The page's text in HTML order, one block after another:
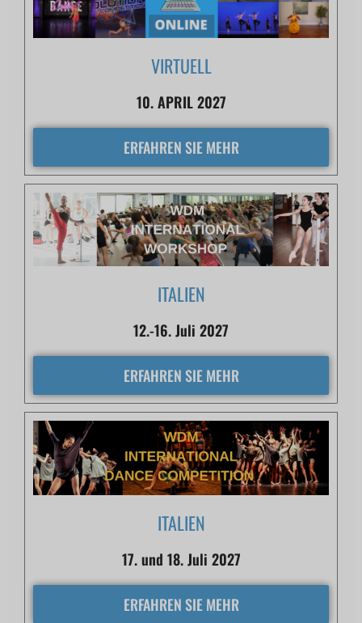
VIRTUELL
10. APRIL 2027
ERFAHREN SIE MEHR
ITALIEN
12.-16. Juli 2027
ERFAHREN SIE MEHR
ITALIEN
17. und 18. Juli 2027
ERFAHREN SIE MEHR